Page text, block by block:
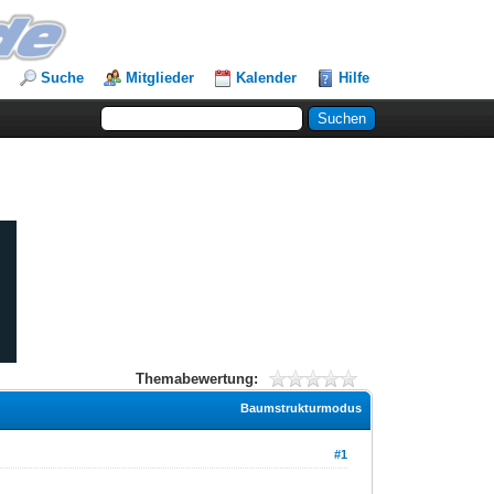
Suche Mitglieder Kalender Hilfe
Themabewertung:
Baumstrukturmodus
#1